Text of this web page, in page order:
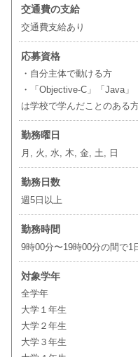
交通費の支給
交通費支給あり
応募資格
・自分主体で動ける方
・「Objective-C」「Java
は学校で学んだことのある
勤務曜日
月, 火, 水, 木, 金, 土, 日
勤務日数
週5日以上
勤務時間
9時00分〜19時00分の間で1
対象学年
全学年
大学１年生
大学２年生
大学３年生